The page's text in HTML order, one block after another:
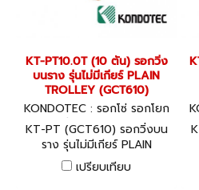
KT-PT10.0T (10 ตัน) รอกวิ่ง
บนราง รุ่นไม่มีเกียร์ PLAIN
TROLLEY (GCT610)
KONDOTEC : รอกโซ่ รอกโยก
รอกถ่วง KT-PT10.0T
KT-PT (GCT610) รอกวิ่งบน
ราง รุ่นไม่มีเกียร์ PLAIN
TROLLEY สินค้าจากประเทศ
ญี่ปุ่น พร้อมใบ CERTIFICATE
เปรียบเทียบ